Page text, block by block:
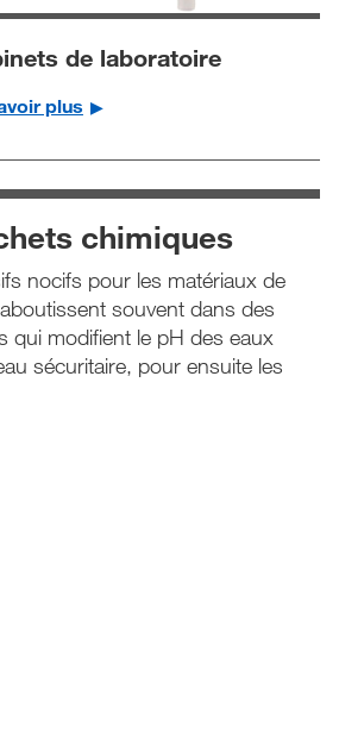
de laboratoire
plus
chimiques
nocifs pour les matériaux de
souvent dans des
qui modifient le pH des eaux
sécuritaire, pour ensuite les